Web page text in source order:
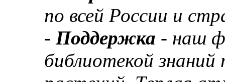
по всей России и
- Поддержка - наш
библиотекой